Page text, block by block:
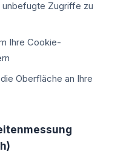
unbefugte Zugriffe zu
Ihre Cookie-
Oberfläche an Ihre